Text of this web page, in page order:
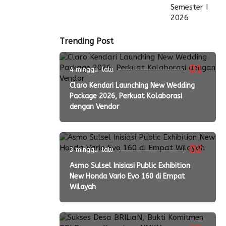
Trending Post
01
4 minggu lalu
Claro Kendari Launching New Wedding
Package 2026, Perkuat Kolaborasi
dengan Vendor
02
3 minggu lalu
Asmo Sulsel Inisiasi Public Exhibition
New Honda Vario Evo 160 di Empat
Wilayah